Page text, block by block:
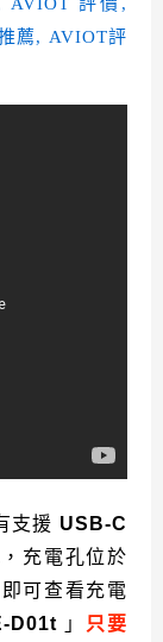
支援 USB-C
充電孔位於
可查看充電
D01t 」
只要